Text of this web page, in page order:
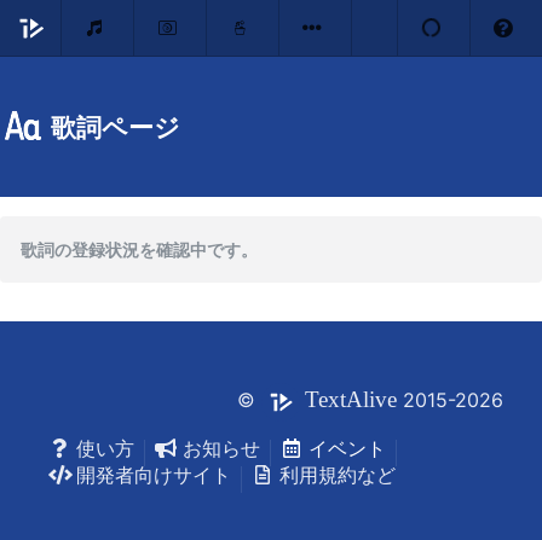
歌詞ページ
歌詞の登録状況を確認中です。
© TextAlive 2015-2026
使い方
お知らせ
イベント
開発者向けサイト
利用規約など